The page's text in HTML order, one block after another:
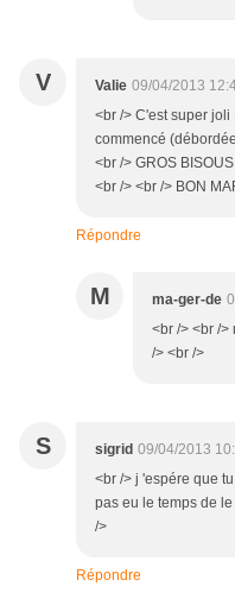
V Valie 09/04/2013
<br /> C'est super joli
commencé
<br /> GROS
<br /> <br /> BON
Répondre
M ma-ger-de
<br /> <br />
/> <br />
S sigrid 09/04/2013
<br /> j 'espére que
pas eu le temps de
/>
Répondre